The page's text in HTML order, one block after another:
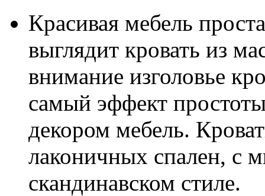
Красивая мебель
выглядит кровать из
внимание изголовье
самый эффект
декором мебель.
лаконичных спален, с
скандинавском стиле.